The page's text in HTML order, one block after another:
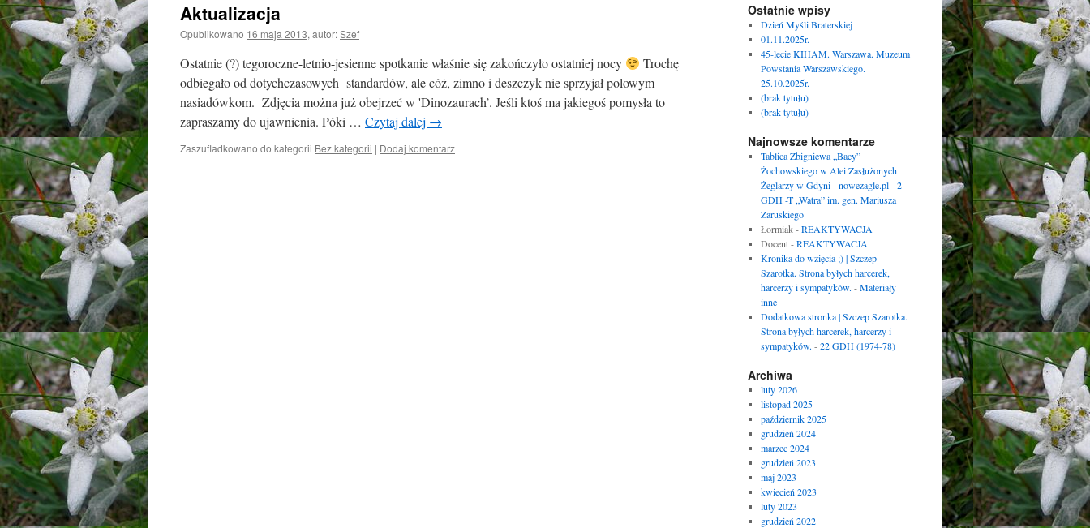
Aktualizacja
Opublikowano 16 maja 2013, autor:Szef
Ostatnie (?) tegoroczne-letnio-jesienne spotkanie właśnie się zakończyło ostatniej nocy
Trochę
odbiegało od dotychczasowych standardów, ale cóż, zimno i deszczyk nie sprzyjał polowym
nasiadówkom. Zdjęcia można już obejrzeć w 'Dinozaurach’. Jeśli ktoś ma jakiegoś pomysła to
zapraszamy do ujawnienia. Póki … Czytaj dalej →
Zaszufladkowano do kategorii Bez kategorii | Dodaj komentarz
Ostatnie wpisy
Dzień Myśli Braterskiej
01.11.2025r.
45-lecie KIHAM. Warszawa. Muzeum
Powstania Warszawskiego.
25.10.2025r.
(brak tytułu)
(brak tytułu)
Najnowsze komentarze
Tablica Zbigniewa „Bacy”
Żochowskiego w Alei Zasłużonych
Żeglarzy w Gdyni - nowezagle.pl-2
GDH -T „Watra” im. gen. Mariusza
Zaruskiego
Łormiak-REAKTYWACJA
Docent-REAKTYWACJA
Kronika do wzięcia ;) | Szczep
Szarotka. Strona byłych harcerek,
harcerzy i sympatyków. -Materiały
inne
Dodatkowa stronka | Szczep Szarotka.
Strona byłych harcerek, harcerzy i
sympatyków. -22 GDH (1974-78)
Archiwa
luty 2026
listopad 2025
październik 2025
grudzień 2024
marzec 2024
grudzień 2023
maj 2023
kwiecień 2023
luty 2023
grudzień 2022